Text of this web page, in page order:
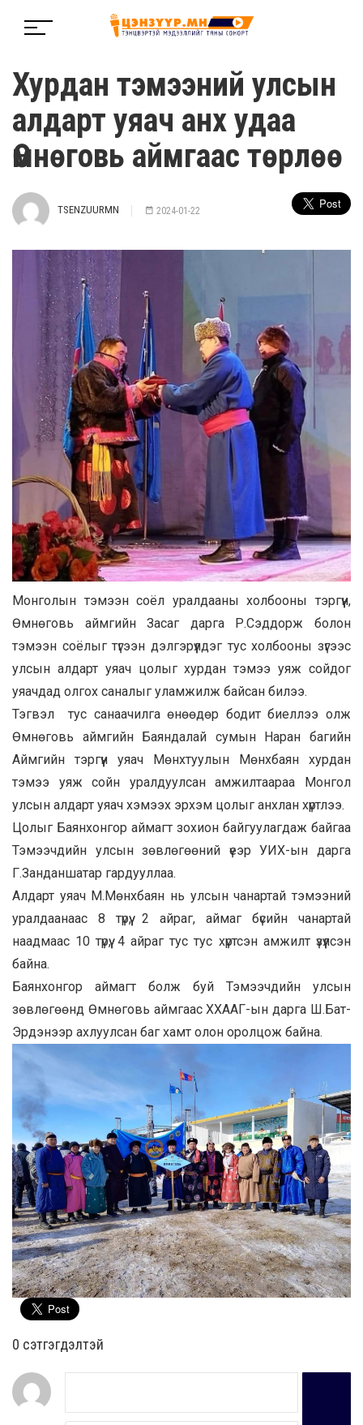
Хурдан тэмээний улсын
алдарт уяач анх удаа
Өмнөговь аймгаас төрлөө
TSENZUURMN 2024-01-22
Монголын тэмээн соёл уралдааны холбооны тэргүүн,
Өмнөговь аймгийн Засаг дарга Р.Сэддорж болон
тэмээн соёлыг түгээн дэлгэрүүлдэг тус холбооны зүгээс
улсын алдарт уяач цолыг хурдан тэмээ уяж сойдог
уяачдад олгох саналыг уламжилж байсан билээ.
Тэгвэл тус санаачилга өнөөдөр бодит биеллээ олж
Өмнөговь аймгийн Баяндалай сумын Наран багийн
Аймгийн тэргүүн уяач Мөнхтуулын Мөнхбаян хурдан
тэмээ уяж сойн уралдуулсан амжилтаараа Монгол
улсын алдарт уяач хэмээх эрхэм цолыг анхлан хүртлээ.
Цолыг Баянхонгор аймагт зохион байгуулагдаж байгаа
Тэмээчдийн улсын зөвлөгөөний үеэр УИХ-ын дарга
Г.Занданшатар гардууллаа.
Алдарт уяач М.Мөнхбаян нь улсын чанартай тэмээний
уралдаанаас 8 түрүү, 2 айраг, аймаг бүсийн чанартай
наадмаас 10 түрүү, 4 айраг тус тус хүртсэн амжилт үзүүлсэн
байна.
Баянхонгор аймагт болж буй Тэмээчдийн улсын
зөвлөгөөнд Өмнөговь аймгаас ХХААГ-ын дарга Ш.Бат-
Эрдэнээр ахлуулсан баг хамт олон оролцож байна.
0 cэтгэгдэлтэй